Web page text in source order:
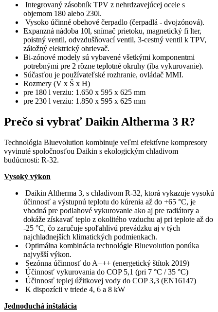
Integrovaný zásobník TPV z nehrdzavejúcej ocele s
objemom 180 alebo 230l.
Vysoko účinné obehové čerpadlo (čerpadlá - dvojzónová).
Expanzná nádoba 10l, snímač prietoku, magnetický fi lter,
poistný ventil, odvzdušňovací ventil, 3-cestný ventil k TPV,
záložný elektrický ohrievač.
Bi-zónové modely sú vybavené všetkými komponentmi
potrebnými pre 2 rôzne teplotné okruhy (iba vykurovanie).
Súčasťou je používateľské rozhranie, ovládač MMI.
Rozmery (V x Š x H)
pre 180 l verziu: 1.650 x 595 x 625 mm
pre 230 l verziu: 1.850 x 595 x 625 mm
Prečo si vybrať Daikin Altherma 3 R?
Technológia Bluevolution kombinuje veľmi efektívne kompresory
vyvinuté spoločnosťou Daikin s ekologickým chladivom
budúcnosti: R-32.
Vysoký výkon
Daikin Altherma 3, s chladivom R-32, ktorá vykazuje vysokú
účinnosť a výstupnú teplotu do kúrenia až do +65 °C, je
vhodná pre podlahové vykurovanie ako aj pre radiátory a
dokáže získavať teplo z okolitého vzduchu aj pri teplote až do
-25 °C, čo zaručuje spoľahlivú prevádzku aj v tých
najchladnejších klimatických podmienkach.
Optimálna kombinácia technológie Bluevolution ponúka
najvyšší výkon.
Sezónna účinnosť do A+++ (energetický štítok 2019)
Účinnosť vykurovania do COP 5,1 (pri 7 °C / 35 °C)
Účinnosť teplej úžitkovej vody do COP 3,3 (EN16147)
K dispozícii v triede 4, 6 a 8 kW
Jednoduchá inštalácia